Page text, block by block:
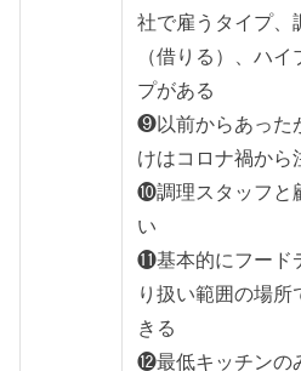
社で雇うタイプ、
（借りる）、ハ
プがある
❾以前からあった
けはコロナ禍から
❿調理スタッフと
い
⓫基本的にフード
り扱い範囲の場
きる
⓬最低キッチンの